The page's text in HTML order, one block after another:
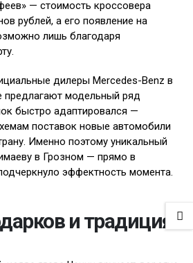
— стоимость кроссовера
рублей, а его появление на
лишь благодаря
дилеры Mercedes-Benz в
предлагают модельный ряд
быстро адаптировался —
поставок новые автомобили
Именно поэтому уникальный
в Грозном — прямо в
эффектность момента.
и традиция